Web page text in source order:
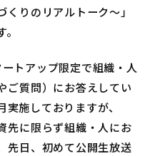
りのリアルトーク～」
トアップ限定で組織・人
ご質問）にお答えしてい
実施しておりますが、
先に限らず組織・人にお
先日、初めて公開生放送